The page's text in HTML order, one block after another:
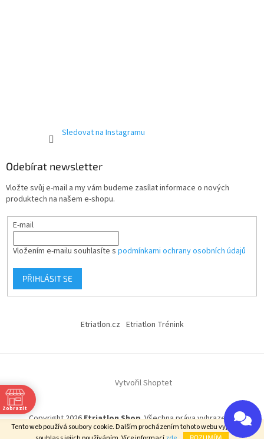
Tento web používá soubory cookie. Dalším procházením tohoto webu vyjadřujete
ROZUMÍM
Sledovat na Instagramu
Odebírat newsletter
Vložte svůj e-mail a my vám budeme zasílat informace o nových
produktech na našem e-shopu.
E-mail
Vložením e-mailu souhlasíte s podmínkami ochrany osobních údajů
PŘIHLÁSIT SE
Etriatlon.cz Etriatlon Trénink
Vytvořil Shoptet
Copyright 2026Etriatlon Shop. Všechna práva vyhrazena.
Zobrazit